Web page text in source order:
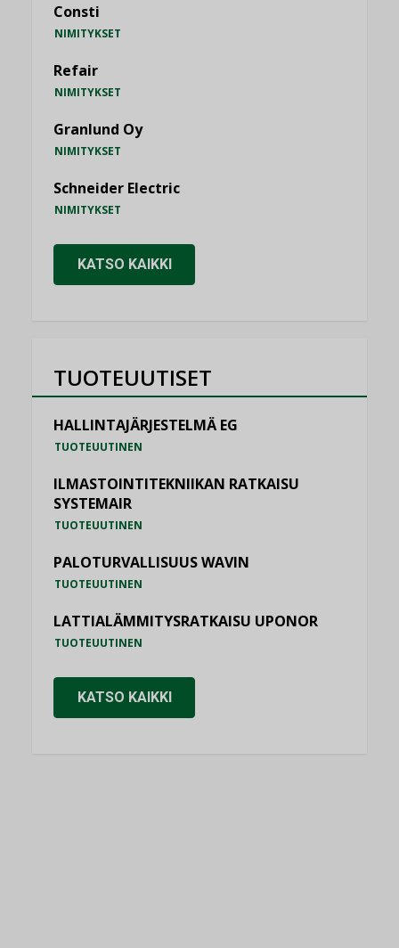
Consti
NIMITYKSET
Refair
NIMITYKSET
Granlund Oy
NIMITYKSET
Schneider Electric
NIMITYKSET
KATSO KAIKKI
TUOTEUUTISET
HALLINTAJÄRJESTELMÄ EG
TUOTEUUTINEN
ILMASTOINTITEKNIIKAN RATKAISU
SYSTEMAIR
TUOTEUUTINEN
PALOTURVALLISUUS WAVIN
TUOTEUUTINEN
LATTIALÄMMITYSRATKAISU UPONOR
TUOTEUUTINEN
KATSO KAIKKI